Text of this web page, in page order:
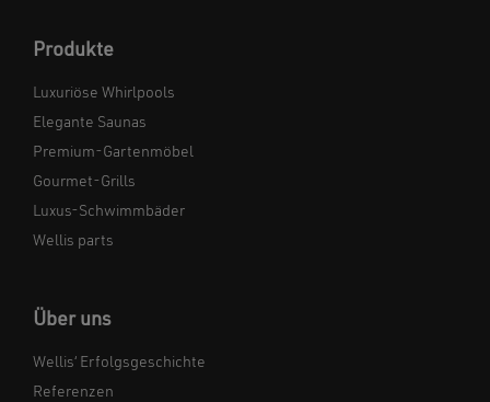
Produkte
Luxuriöse Whirlpools
Elegante Saunas
Premium-Gartenmöbel
Gourmet-Grills
Luxus-Schwimmbäder
Wellis parts
Über uns
Wellis‘ Erfolgsgeschichte
Referenzen